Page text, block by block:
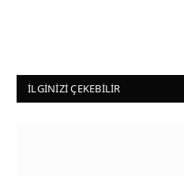
İLGINIZI ÇEKEBILIR